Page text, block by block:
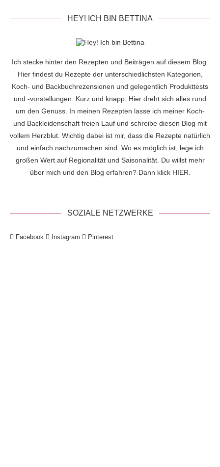
HEY! ICH BIN BETTINA
Ich stecke hinter den Rezepten und Beiträgen auf diesem Blog.
Hier findest du Rezepte der unterschiedlichsten Kategorien,
Koch- und Backbuchrezensionen und gelegentlich Produkttests
und -vorstellungen. Kurz und knapp: Hier dreht sich alles rund
um den Genuss. In meinen Rezepten lasse ich meiner Koch-
und Backleidenschaft freien Lauf und schreibe diesen Blog mit
vollem Herzblut. Wichtig dabei ist mir, dass die Rezepte natürlich
und einfach nachzumachen sind. Wo es möglich ist, lege ich
großen Wert auf Regionalität und Saisonalität. Du willst mehr
über mich und den Blog erfahren? Dann klick HIER
SOZIALE NETZWERKE
Facebook Instagram Pinterest